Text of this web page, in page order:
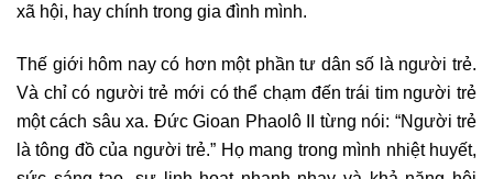
xã hội, hay chính trong gia đình mình.
Thế giới hôm nay có hơn một phần tư dân số là người trẻ.
Và chỉ có người trẻ mới có thể chạm đến trái tim người trẻ
một cách sâu xa. Đức Gioan Phaolô II từng nói: “Người trẻ
là tông đồ của người trẻ.” Họ mang trong mình nhiệt huyết,